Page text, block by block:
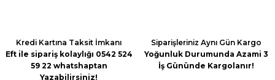
Kredi Kartına Taksit İmkanı
Eft ile sipariş kolaylığı 0542 524
59 22 whatshaptan
Yazabilirsiniz!
Siparişleriniz Aynı Gün Kargo
Yoğunluk Durumunda Azami 3
İş Gününde Kargolanır!